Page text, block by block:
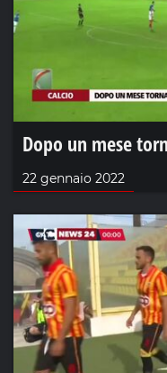
Dopo un mese
22 gennaio 2022